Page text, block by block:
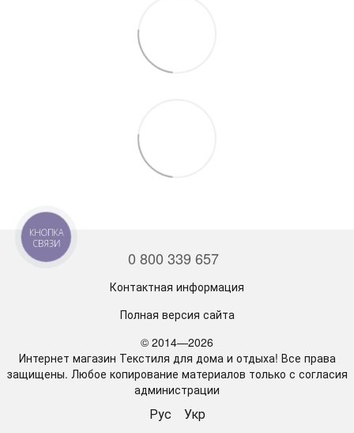
0 800 339 657
Контактная информация
Полная версия сайта
© 2014—2026
Интернет магазин Текстиля для дома и отдыха! Все права
защищены. Любое копирование материалов только с согласия
администрации
Рус Укр
КНОПКА
СВЯЗИ